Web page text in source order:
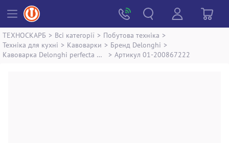
ТЕХНОСКАРБ > Всі категорії > Побутова техніка >
Техніка для кухні > Кавоварки > Бренд Delonghi >
Кавоварка Delonghi perfecta deluxe esam 460.75.mb
> Артикул 01-200867222